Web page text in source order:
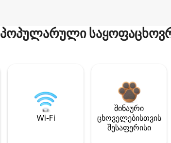
პოპულარული
Wi-Fi
შინაური
ცხოველებისთვის
შესაფერისი